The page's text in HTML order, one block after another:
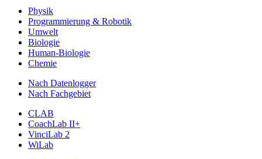
Physik
Programmierung & Robotik
Umwelt
Biologie
Human-Biologie
Chemie
Nach Datenlogger
Nach Fachgebiet
CLAB
CoachLab II+
VinciLab 2
WiLab